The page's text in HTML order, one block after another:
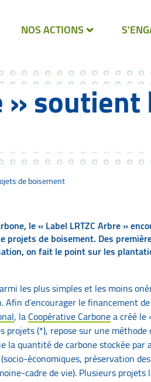
NOS ACTIONS
»
de boisement
le « Label LRTZC Arbre »
projets de boisement. Des
on fait le point sur les
les plus simples et les moins
d’encourager le financement
, laCoopérative Carbonea créé le
projets (*), repose sur une
la quantité de carbone stockée
économiques, préservation
cadre de vie). Plusieurs projets